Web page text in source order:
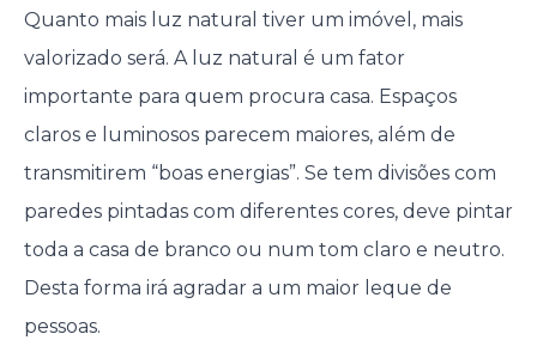
Quanto mais luz natural tiver um imóvel, mais
valorizado será. A luz natural é um fator
importante para quem procura casa. Espaços
claros e luminosos parecem maiores, além de
transmitirem “boas energias”. Se tem divisões com
paredes pintadas com diferentes cores, deve pintar
toda a casa de branco ou num tom claro e neutro.
Desta forma irá agradar a um maior leque de
pessoas.